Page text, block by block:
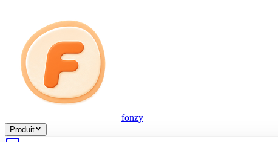
fonzy
Produit